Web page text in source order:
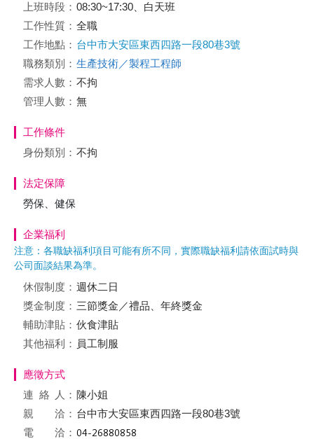
上班時段： 08:30~17:30、白天班
工作性質： 全職
工作地點： 台中市大安區東西四路一段80巷3號
職務類別： 生產技術／製程工程師
需求人數： 不拘
管理人數： 無
工作條件
身份類別： 不拘
法定保障
勞保、健保
企業福利
注意：各職缺福利項目可能有所不同，實際職缺福利請依面試時與
公司面談結果為準。
休假制度： 週休二日
獎金制度： 三節獎金／禮品、年終獎金
輔助津貼： 伙食津貼
其他福利： 員工制服
應徵方式
連絡
人： 陳小姐
親 洽： 台中市大安區東西四路一段80巷3號
電 洽：